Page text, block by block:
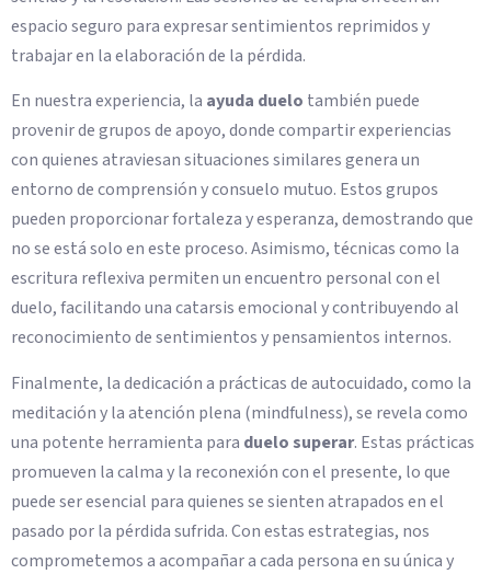
espacio seguro para expresar sentimientos reprimidos y
trabajar en la elaboración de la pérdida.
En nuestra experiencia, la ayuda duelo también puede
provenir de grupos de apoyo, donde compartir experiencias
con quienes atraviesan situaciones similares genera un
entorno de comprensión y consuelo mutuo. Estos grupos
pueden proporcionar fortaleza y esperanza, demostrando que
no se está solo en este proceso. Asimismo, técnicas como la
escritura reflexiva permiten un encuentro personal con el
duelo, facilitando una catarsis emocional y contribuyendo al
reconocimiento de sentimientos y pensamientos internos.
Finalmente, la dedicación a prácticas de autocuidado, como la
meditación y la atención plena (mindfulness), se revela como
una potente herramienta para duelo superar. Estas prácticas
promueven la calma y la reconexión con el presente, lo que
puede ser esencial para quienes se sienten atrapados en el
pasado por la pérdida sufrida. Con estas estrategias, nos
comprometemos a acompañar a cada persona en su única y